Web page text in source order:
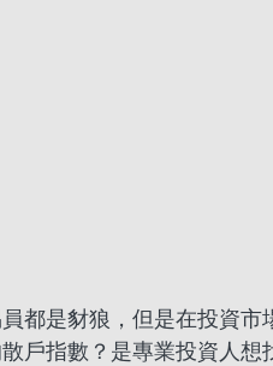
都是豺狼，但是在投資市
戶指數？是專業投資人想